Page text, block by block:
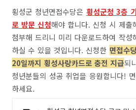
횡성군 청년면접수당은 횡성군청 3층
로 방문 신청해야 합니다. 신청 시 제출
첨부해 드리니 미리 다운로드하여 작성
하실 수 있을 것입니다. 신청한 면접수
20일까지 횡성사랑카드로 충전 지급되
청년분들의 성공 취업을 응원합니다!
하세요.